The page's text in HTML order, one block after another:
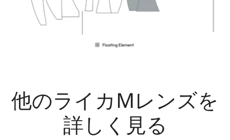
他のライカMレンズを
詳しく見る